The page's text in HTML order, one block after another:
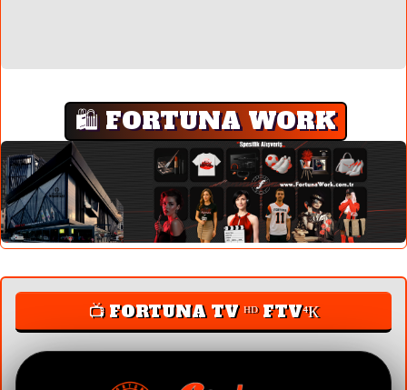
🛍️ FORTUNA WORK
📺 FORTUNA TV ᴴᴰ FTV⁴К